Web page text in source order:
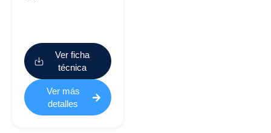
Ver ficha
técnica
Ver más
detalles